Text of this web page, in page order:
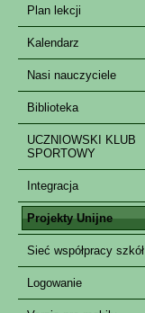
Plan lekcji
Kalendarz
Nasi nauczyciele
Biblioteka
UCZNIOWSKI KLUB
SPORTOWY
Integracja
Projekty Unijne
Sieć współpracy szkół
Logowanie